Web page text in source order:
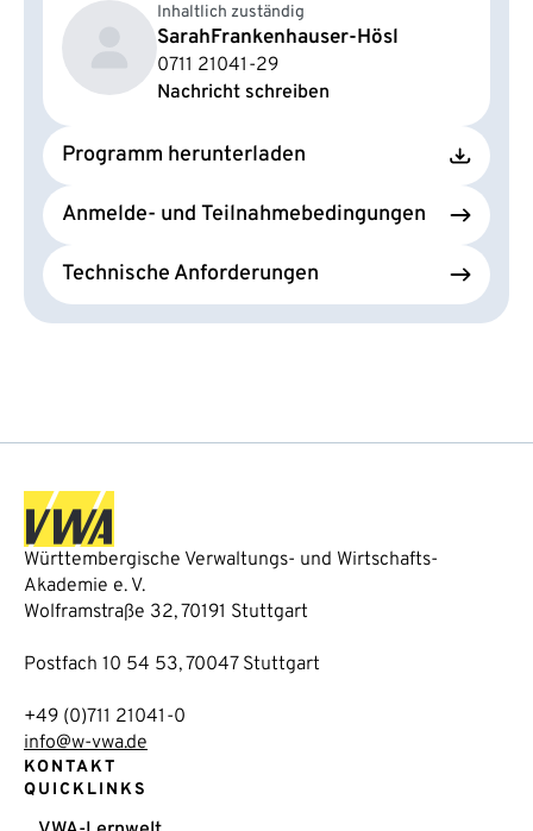
Inhaltlich zuständig
SarahFrankenhauser-Hösl
0711 21041-29
Nachricht schreiben
Programm herunterladen
Anmelde- und Teilnahmebedingungen
Technische Anforderungen
Württembergische Verwaltungs- und Wirtschafts-
Akademie e. V.
Wolframstraße 32, 70191 Stuttgart
Postfach 10 54 53, 70047 Stuttgart
+49 (0)711 21041-0
info@w-vwa.de
KONTAKT
QUICKLINKS